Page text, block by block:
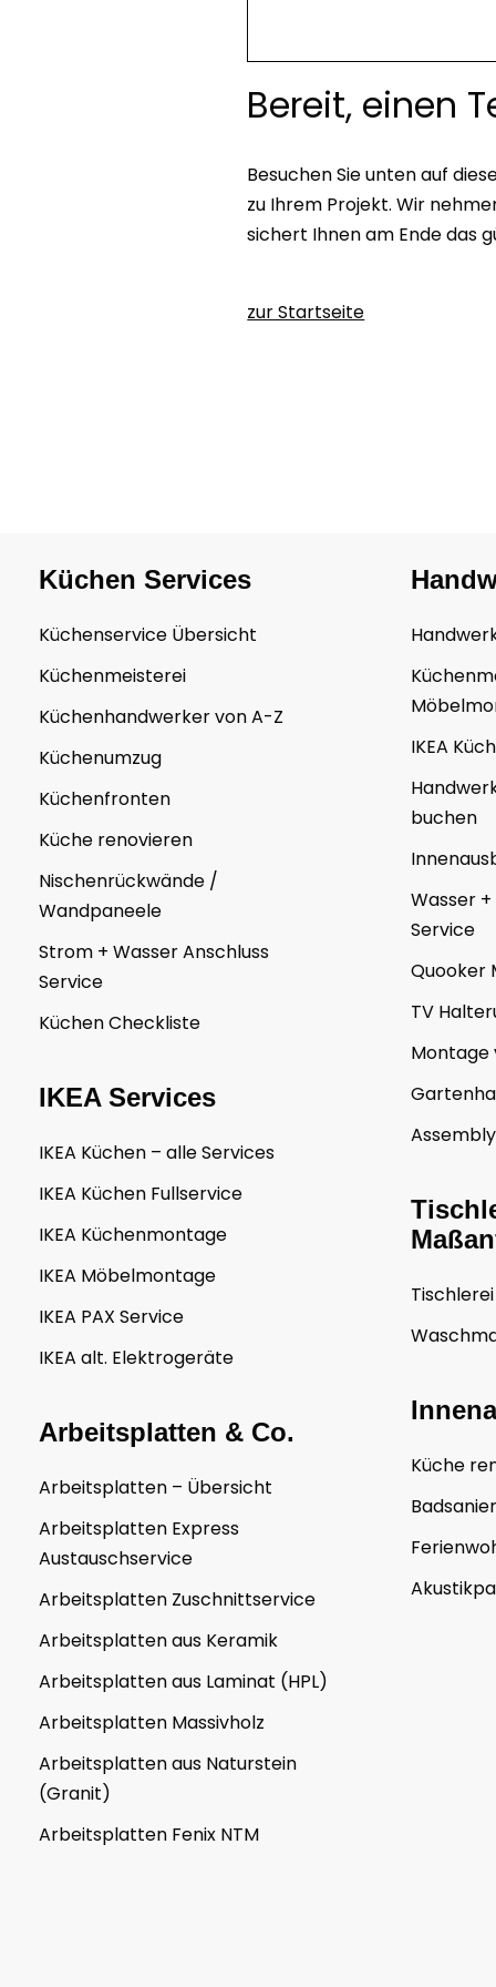
Bereit, einen
Besuchen Sie unten auf
zu Ihrem Projekt. Wir
sichert Ihnen am Ende das
zur Startseite
Küchen Services
Küchenservice Übersicht
Küchenmeisterei
Küchenhandwerker von A-Z
Küchenumzug
Küchenfronten
Küche renovieren
Nischenrückwände /
Wandpaneele
Strom + Wasser Anschluss
Service
Küchen Checkliste
IKEA Services
IKEA Küchen – alle Services
IKEA Küchen Fullservice
IKEA Küchenmontage
IKEA Möbelmontage
IKEA PAX Service
IKEA alt. Elektrogeräte
Arbeitsplatten & Co.
Arbeitsplatten – Übersicht
Arbeitsplatten Express
Austauschservice
Arbeitsplatten Zuschnittservice
Arbeitsplatten aus Keramik
Arbeitsplatten aus Laminat (HPL)
Arbeitsplatten Massivholz
Arbeitsplatten aus Naturstein
(Granit)
Arbeitsplatten Fenix NTM
IKEA
buchen
Wasser
Service
Quooker
TV
Montage
Tischlerei
Küche